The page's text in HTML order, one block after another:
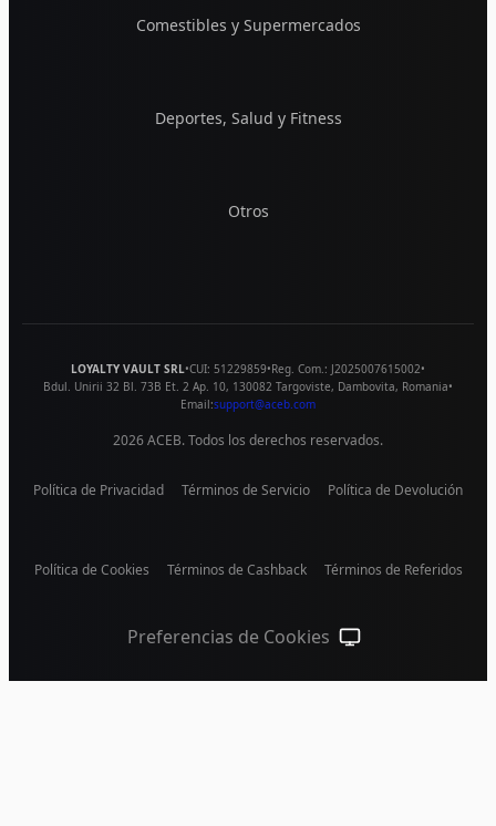
Comestibles y Supermercados
Deportes, Salud y Fitness
Otros
LOYALTY VAULT SRL•CUI: 51229859•Reg. Com.: J2025007615002•
Bdul. Unirii 32 Bl. 73B Et. 2 Ap. 10, 130082 Targoviste, Dambovita, Romania•
Email:support@aceb.com
2026ACEB. Todos los derechos reservados.
Política de Privacidad Términos de Servicio Política de Devolución
Política de Cookies Términos de Cashback Términos de Referidos
Preferencias de Cookies Tema del sistema